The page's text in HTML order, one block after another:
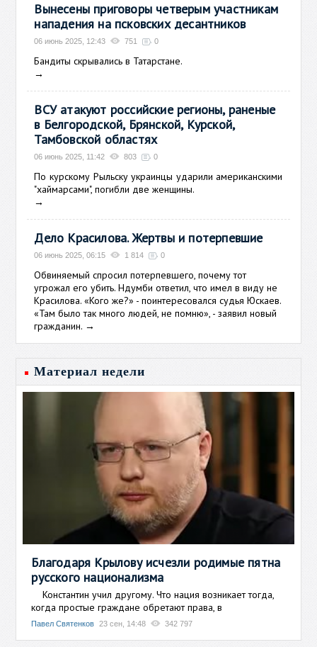
Вынесены приговоры четверым участникам
нападения на псковских десантников
06 июнь 2025, 12:43 751 0
Бандиты скрывались в Татарстане.
→
ВСУ атакуют российские регионы, раненые
в Белгородской, Брянской, Курской,
Тамбовской областях
06 июнь 2025, 11:42 803 0
По курскому Рыльску украинцы ударили американскими
"хаймарсами", погибли две женщины.
→
Дело Красилова. Жертвы и потерпевшие
06 июнь 2025, 06:15 1 814 0
Обвиняемый спросил потерпевшего, почему тот
угрожал его убить. Ндумби ответил, что имел в виду не
Красилова. «Кого же?» - поинтересовался судья Юскаев.
«Там было так много людей, не помню», - заявил новый
гражданин. →
Материал недели
Благодаря Крылову исчезли родимые пятна
русского национализма
Константин учил другому. Что нация возникает тогда,
когда простые граждане обретают права, в
Павел Святенков 23 сен, 14:48 342 797